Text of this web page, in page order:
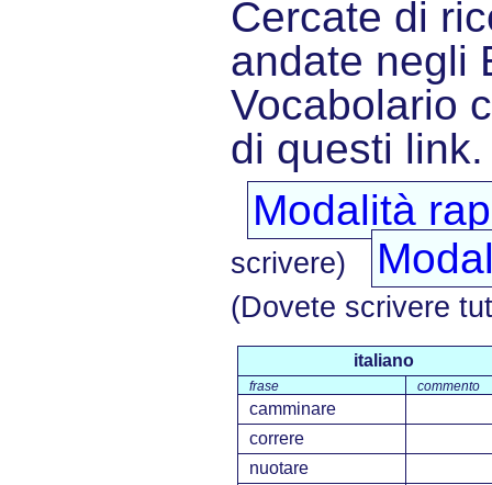
Cercate di
andate negli
Vocabolario
di questi link.
Modalità
scrivere)
(Dovete scrivere
italiano
frase commento
camminare
correre
nuotare